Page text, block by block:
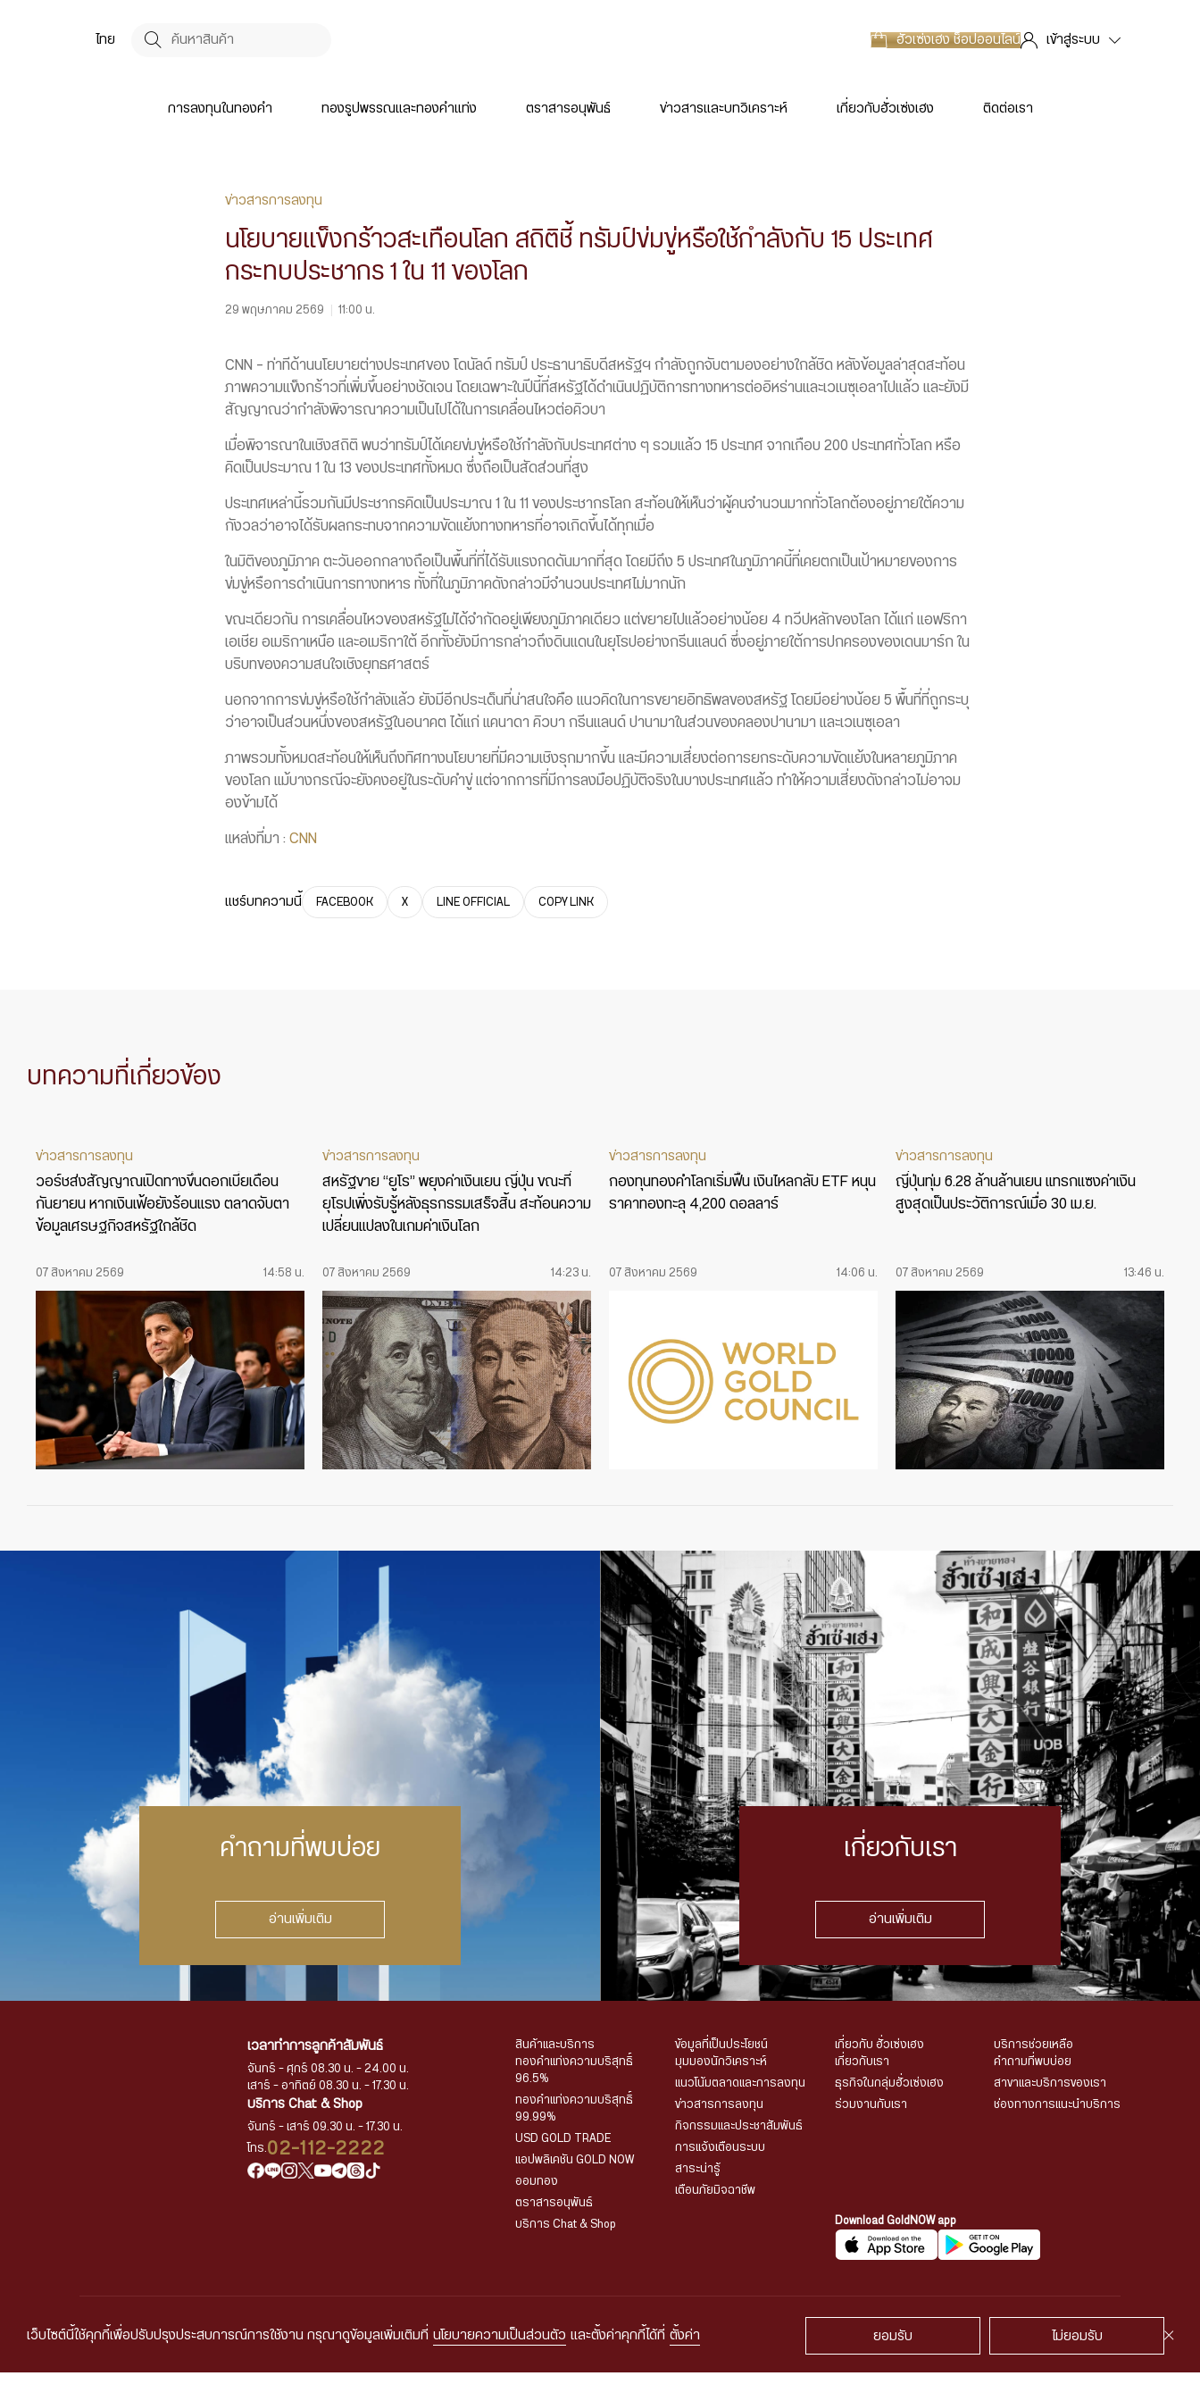
ไทย ฮั่วเซ่งเฮงช็อปออนไลน์ เข้าสู่ระบบ
การลงทุนในทองคำ ทองรูปพรรณและทองคำแท่ง ตราสารอนุพันธ์ ข่าวสารและบทวิเคราะห์ เกี่ยวกับฮั่วเซ่งเฮง ติดต่อเรา
ข่าวสารการลงทุน
นโยบายแข็งกร้าวสะเทือนโลก สถิติชี้ ทรัมป์ข่มขู่หรือใช้กำลังกับ 15 ประเทศ
กระทบประชากร 1 ใน 11 ของโลก
29 พฤษภาคม 2569 11:00 น.
CNN – ท่าทีด้านนโยบายต่างประเทศของ โดนัลด์ ทรัมป์ ประธานาธิบดีสหรัฐฯ กำลังถูกจับตามองอย่างใกล้ชิด หลังข้อมูลล่าสุดสะท้อน
ภาพความแข็งกร้าวที่เพิ่มขึ้นอย่างชัดเจน โดยเฉพาะในปีนี้ที่สหรัฐได้ดำเนินปฏิบัติการทางทหารต่ออิหร่านและเวเนซุเอลาไปแล้ว และยังมี
สัญญาณว่ากำลังพิจารณาความเป็นไปได้ในการเคลื่อนไหวต่อคิวบา
เมื่อพิจารณาในเชิงสถิติ พบว่าทรัมป์ได้เคยข่มขู่หรือใช้กำลังกับประเทศต่าง ๆ รวมแล้ว 15 ประเทศ จากเกือบ 200 ประเทศทั่วโลก หรือ
คิดเป็นประมาณ 1 ใน 13 ของประเทศทั้งหมด ซึ่งถือเป็นสัดส่วนที่สูง
ประเทศเหล่านี้รวมกันมีประชากรคิดเป็นประมาณ 1 ใน 11 ของประชากรโลก สะท้อนให้เห็นว่าผู้คนจำนวนมากทั่วโลกต้องอยู่ภายใต้ความ
กังวลว่าอาจได้รับผลกระทบจากความขัดแย้งทางทหารที่อาจเกิดขึ้นได้ทุกเมื่อ
ในมิติของภูมิภาค ตะวันออกกลางถือเป็นพื้นที่ที่ได้รับแรงกดดันมากที่สุด โดยมีถึง 5 ประเทศในภูมิภาคนี้ที่เคยตกเป็นเป้าหมายของการ
ข่มขู่หรือการดำเนินการทางทหาร ทั้งที่ในภูมิภาคดังกล่าวมีจำนวนประเทศไม่มากนัก
ขณะเดียวกัน การเคลื่อนไหวของสหรัฐไม่ได้จำกัดอยู่เพียงภูมิภาคเดียว แต่ขยายไปแล้วอย่างน้อย 4 ทวีปหลักของโลก ได้แก่ แอฟริกา
เอเชีย อเมริกาเหนือ และอเมริกาใต้ อีกทั้งยังมีการกล่าวถึงดินแดนในยุโรปอย่างกรีนแลนด์ ซึ่งอยู่ภายใต้การปกครองของเดนมาร์ก ใน
บริบทของความสนใจเชิงยุทธศาสตร์
นอกจากการข่มขู่หรือใช้กำลังแล้ว ยังมีอีกประเด็นที่น่าสนใจคือ แนวคิดในการขยายอิทธิพลของสหรัฐ โดยมีอย่างน้อย 5 พื้นที่ที่ถูกระบุ
ว่าอาจเป็นส่วนหนึ่งของสหรัฐในอนาคต ได้แก่ แคนาดา คิวบา กรีนแลนด์ ปานามาในส่วนของคลองปานามา และเวเนซุเอลา
ภาพรวมทั้งหมดสะท้อนให้เห็นถึงทิศทางนโยบายที่มีความเชิงรุกมากขึ้น และมีความเสี่ยงต่อการยกระดับความขัดแย้งในหลายภูมิภาค
ของโลก แม้บางกรณีจะยังคงอยู่ในระดับคำขู่ แต่จากการที่มีการลงมือปฏิบัติจริงในบางประเทศแล้ว ทำให้ความเสี่ยงดังกล่าวไม่อาจม
องข้ามได้
แหล่งที่มา : CNN
แชร์บทความนี้ FACEBOOK X LINE OFFICIAL COPY LINK
บทความที่เกี่ยวข้อง
ข่าวสารการลงทุน
วอร์ชส่งสัญญาณเปิดทางขึ้นดอกเบี้ยเดือน
กันยายน หากเงินเฟ้อยังร้อนแรง ตลาดจับตา
ข้อมูลเศรษฐกิจสหรัฐใกล้ชิด
07 สิงหาคม 2569 14:58 น.
ข่าวสารการลงทุน
สหรัฐขาย “ยูโร” พยุงค่าเงินเยน ญี่ปุ่น ขณะที่
ยุโรปเพิ่งรับรู้หลังธุรกรรมเสร็จสิ้น สะท้อนความ
เปลี่ยนแปลงในเกมค่าเงินโลก
07 สิงหาคม 2569 14:23 น.
ข่าวสารการลงทุน
กองทุนทองคำโลกเริ่มฟื้น เงินไหลกลับ ETF หนุน
ราคาทองทะลุ 4,200 ดอลลาร์
07 สิงหาคม 2569 14:06 น.
ข่าวสารการลงทุน
ญี่ปุ่นทุ่ม 6.28 ล้านล้านเยน แทรกแซงค่าเงิน
สูงสุดเป็นประวัติการณ์เมื่อ 30 เม.ย.
07 สิงหาคม 2569 13:46 น.
คำถามที่พบบ่อย
อ่านเพิ่มเติม
เกี่ยวกับเรา
อ่านเพิ่มเติม
เวลาทำการลูกค้าสัมพันธ์
จันทร์ - ศุกร์ 08.30 น. - 24.00 น.
เสาร์ - อาทิตย์ 08.30 น. - 17.30 น.
บริการ Chat & Shop
จันทร์ - เสาร์ 09.30 น. - 17.30 น.
โทร.02-112-2222
สินค้าและบริการ
ทองคำแท่งความบริสุทธิ์
96.5%
ทองคำแท่งความบริสุทธิ์
99.99%
USD GOLD TRADE
แอปพลิเคชัน GOLD NOW
ออมทอง
ตราสารอนุพันธ์
บริการ Chat & Shop
ข้อมูลที่เป็นประโยชน์
มุมมองนักวิเคราะห์
แนวโน้มตลาดและการลงทุน
ข่าวสารการลงทุน
กิจกรรมและประชาสัมพันธ์
การแจ้งเตือนระบบ
สาระน่ารู้
เตือนภัยมิจฉาชีพ
เกี่ยวกับ ฮั่วเซ่งเฮง
เกี่ยวกับเรา
ธุรกิจในกลุ่มฮั่วเซ่งเฮง
ร่วมงานกับเรา
บริการช่วยเหลือ
คำถามที่พบบ่อย
สาขาและบริการของเรา
ช่องทางการแนะนำบริการ
Download GoldNOW app
นโยบายการคุ้มครองข้อมูลส่วนบุคคลเงื่อนไขและข้อกำหนดในการใช้งานนโยบายความเป็นส่วนตัวในการใช้กล้องวงจรปิด
นโยบายคุ้กกี้
เว็บไซต์นี้ใช้คุกกี้เพื่อปรับปรุงประสบการณ์การใช้งาน กรุณาดูข้อมูลเพิ่มเติมที่ นโยบายความเป็นส่วนตัว และตั้งค่าคุกกี้ได้ที่ ตั้งค่า ไม่ยอมรับ
ยอมรับ